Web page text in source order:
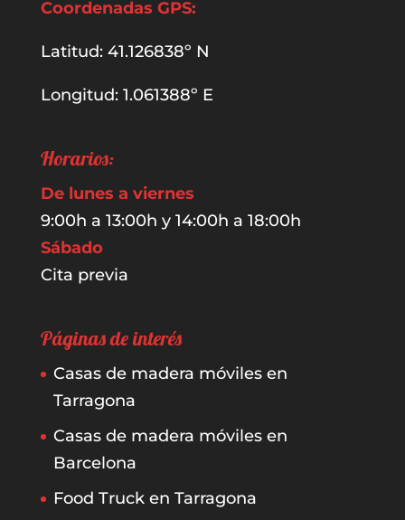
Coordenadas GPS:
Latitud: 41.126838º N
Longitud: 1.061388º E
Horarios:
De lunes a viernes
9:00h a 13:00h y 14:00h a 18:00h
Sábado
Cita previa
Páginas de interés
Casas de madera móviles en
Tarragona
Casas de madera móviles en
Barcelona
Food Truck en Tarragona